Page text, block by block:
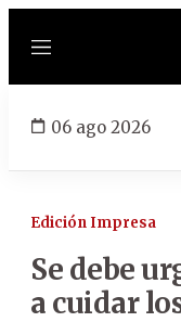
Menú
06 ago 2026
Edición Impresa
Se debe
a cuidar